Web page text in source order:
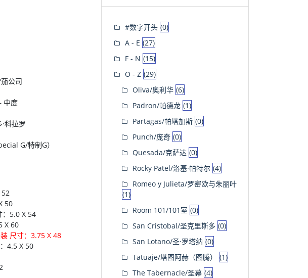
公司
中度
科拉罗
G/特制G）
50
5.0 X 54
X 60
尺寸：3.75 X 48
4.5 X 50
#数字开头 (0)
A - E (27)
F - N (15)
O - Z (29)
Oliva/奥利华 (6)
Padron/帕德龙 (1)
Partagas/帕塔加斯 (0)
Punch/庞奇 (0)
Quesada/克萨达 (0)
Rocky Patel/洛基·帕特尔 (4)
Romeo y Julieta/罗密欧与朱丽叶
(1)
Room 101/101室 (0)
San Cristobal/圣克里斯多 (0)
San Lotano/圣·罗塔纳 (0)
Tatuaje/塔图阿赫（图腾）
(1)
The Tabernacle/圣幕 (4)